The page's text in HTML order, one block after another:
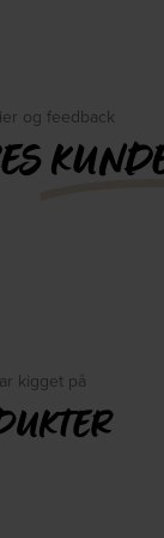
og feedback
kigget på